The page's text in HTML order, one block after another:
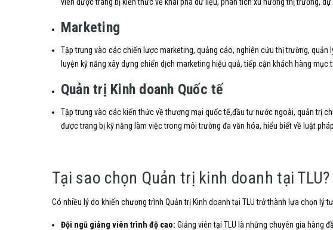
Marketing
Tập trung vào các chiến lược marketing, quảng cáo, nghiên cứu thị trường, quản
luyện kỹ năng xây dựng chiến dịch marketing hiệu quả,tiếp cận khách hàng mục
Quản trị Kinh doanh Quốc tế
Tập trung vào các kiến thức về thương mại quốc tế,đầu tư nước ngoài, quản trị
được trang bị kỹ năng làm việc trong môi trường đa văn hóa, hiểu biết về luật
Tại sao chọn Quản trị kinh doanh tại TLU?
Có nhiều lý do khiến chương trình Quản trị Kinh doanh tại TLU trở thành lựa chọn lý
Đội ngũ giảng viên trình độ cao: Giảng viên tại TLU là những chuyên gia hàng